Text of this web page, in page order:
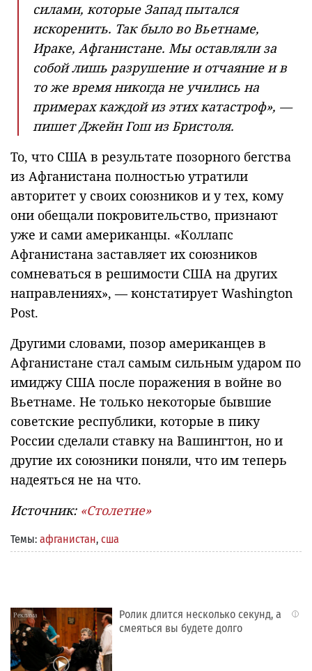
силами, которые Запад пытался
искоренить. Так было во Вьетнаме,
Ираке, Афганистане. Мы оставляли за
собой лишь разрушение и отчаяние и в
то же время никогда не учились на
примерах каждой из этих катастроф», —
пишет Джейн Гош из Бристоля.
То, что США в результате позорного бегства
из Афганистана полностью утратили
авторитет у своих союзников и у тех, кому
они обещали покровительство, признают
уже и сами американцы. «Коллапс
Афганистана заставляет их союзников
сомневаться в решимости США на других
направлениях», — констатирует Washington
Post.
Другими словами, позор американцев в
Афганистане стал самым сильным ударом по
имиджу США после поражения в войне во
Вьетнаме. Не только некоторые бывшие
советские республики, которые в пику
России сделали ставку на Вашингтон, но и
другие их союзники поняли, что им теперь
надеяться не на что.
Источник: «Столетие»
Темы: афганистан, сша
i
Ролик длится несколько секунд, а
смеяться вы будете долго